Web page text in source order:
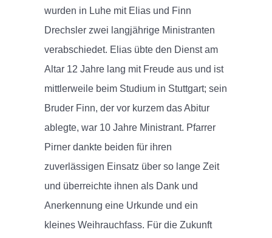
wurden in Luhe mit Elias und Finn
Drechsler zwei langjährige Ministranten
verabschiedet. Elias übte den Dienst am
Altar 12 Jahre lang mit Freude aus und ist
mittlerweile beim Studium in Stuttgart; sein
Bruder Finn, der vor kurzem das Abitur
ablegte, war 10 Jahre Ministrant. Pfarrer
Pirner dankte beiden für ihren
zuverlässigen Einsatz über so lange Zeit
und überreichte ihnen als Dank und
Anerkennung eine Urkunde und ein
kleines Weihrauchfass. Für die Zukunft